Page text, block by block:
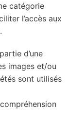
catégorie
l’accès aux
d’une
images et/ou
sont utilisés